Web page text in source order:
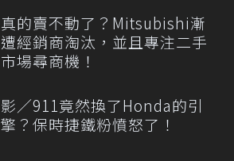
真的賣不動了？Mitsubishi漸
遭經銷商淘汰，並且專注二手
市場尋商機！
影／911竟然換了Honda的引
擎？保時捷鐵粉憤怒了！